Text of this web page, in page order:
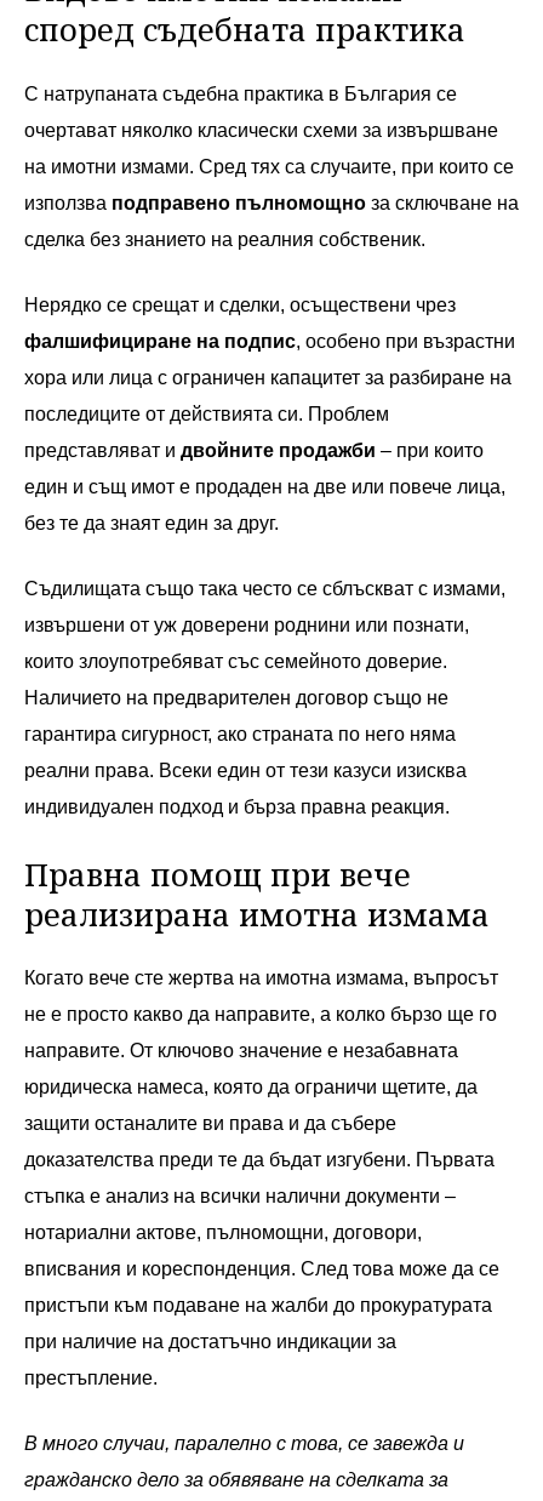
според съдебната практика
С натрупаната съдебна практика в България се
очертават няколко класически схеми за извършване
на имотни измами. Сред тях са случаите, при които се
използва подправено пълномощно за сключване на
сделка без знанието на реалния собственик.
Нерядко се срещат и сделки, осъществени чрез
фалшифициране на подпис, особено при възрастни
хора или лица с ограничен капацитет за разбиране на
последиците от действията си. Проблем
представляват и двойните продажби – при които
един и същ имот е продаден на две или повече лица,
без те да знаят един за друг.
Съдилищата също така често се сблъскват с измами,
извършени от уж доверени роднини или познати,
които злоупотребяват със семейното доверие.
Наличието на предварителен договор също не
гарантира сигурност, ако страната по него няма
реални права. Всеки един от тези казуси изисква
индивидуален подход и бърза правна реакция.
Правна помощ при вече
реализирана имотна измама
Когато вече сте жертва на имотна измама, въпросът
не е просто какво да направите, а колко бързо ще го
направите. От ключово значение е незабавната
юридическа намеса, която да ограничи щетите, да
защити останалите ви права и да събере
доказателства преди те да бъдат изгубени. Първата
стъпка е анализ на всички налични документи –
нотариални актове, пълномощни, договори,
вписвания и кореспонденция. След това може да се
пристъпи към подаване на жалби до прокуратурата
при наличие на достатъчно индикации за
престъпление.
В много случаи, паралелно с това, се завежда и
гражданско дело за обявяване на сделката за